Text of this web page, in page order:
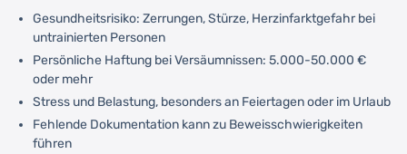
Gesundheitsrisiko: Zerrungen, Stürze, Herzinfarktgefahr bei
untrainierten Personen
Persönliche Haftung bei Versäumnissen: 5.000-50.000 €
oder mehr
Stress und Belastung, besonders an Feiertagen oder im Urlaub
Fehlende Dokumentation kann zu Beweisschwierigkeiten
führen